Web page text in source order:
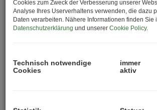
Mit einer Mischung aus
durchdachten Architektur wird „An
einem idealen Zuhause sowohl für
DieFertigstellung ist noch 2026
Cookies zum Zweck der Verbesserung unserer
Analyse Ihres Userverhaltens verwenden, die dazu
Daten verarbeiten. Nähere Informationen finden Sie
Datenschutzerklärung und unserer Cookie Policy.
Technisch notwendige
Cookies
immer
aktiv